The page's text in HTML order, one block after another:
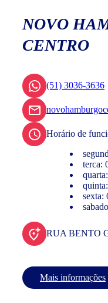
NOVO
CENTRO
(51) 3036-3636
Horário de
terca:
sexta:
RUA BENTO
Mais informações